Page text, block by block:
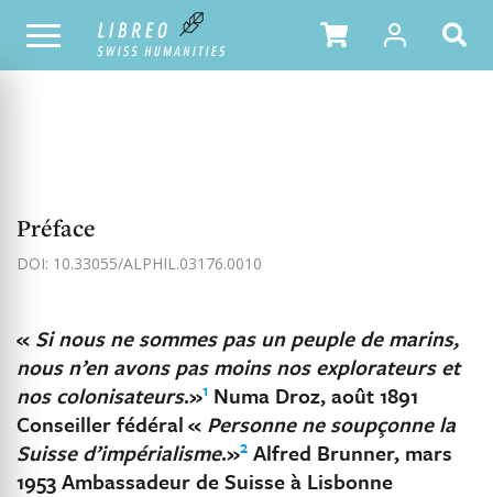
NOTRE CATALOGUE TABLE DES MATIÈRES
Préface
DOI: 10.33055/ALPHIL.03176.0010
« Si nous ne sommes pas un peuple de marins,
nous n’en avons pas moins nos explorateurs et
nos colonisateurs.»1 Numa Droz, août 1891
Conseiller fédéral« Personne ne soupçonne la
Suisse d’impérialisme.»2 Alfred Brunner, mars
1953 Ambassadeur de Suisse à Lisbonne